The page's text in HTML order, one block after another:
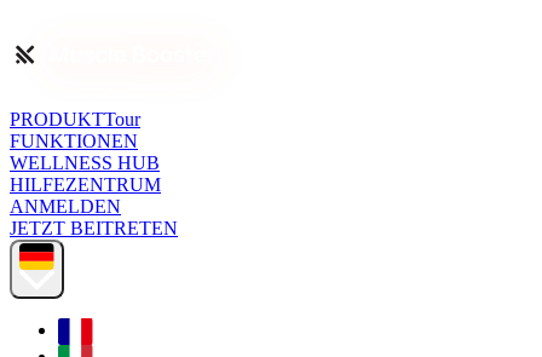
PRODUKTTour
FUNKTIONEN
WELLNESS HUB
HILFEZENTRUM
ANMELDEN
JETZT BEITRETEN